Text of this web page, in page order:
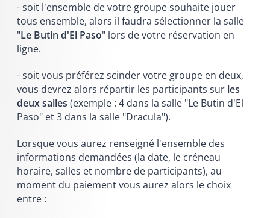
- soit l'ensemble de votre groupe souhaite jouer
tous ensemble, alors il faudra sélectionner la salle
"Le Butin d'El Paso" lors de votre réservation en
ligne.
- soit vous préférez scinder votre groupe en deux,
vous devrez alors répartir les participants sur les
deux salles (exemple : 4 dans la salle "Le Butin d'El
Paso" et 3 dans la salle "Dracula").
Lorsque vous aurez renseigné l'ensemble des
informations demandées (la date, le créneau
horaire, salles et nombre de participants), au
moment du paiement vous aurez alors le choix
entre :